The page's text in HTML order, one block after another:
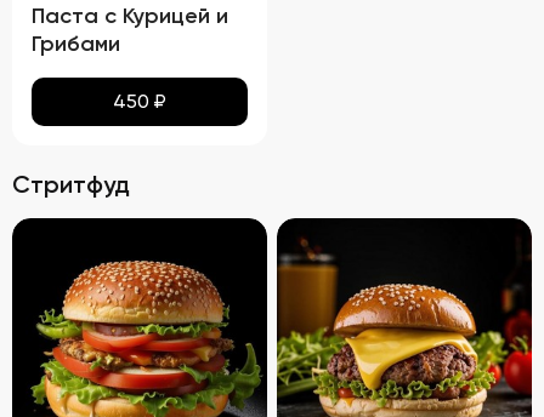
Паста с Курицей и
Грибами
450 ₽
Стритфуд